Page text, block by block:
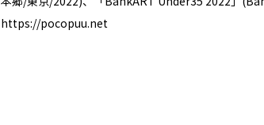
https://pocopuu.net